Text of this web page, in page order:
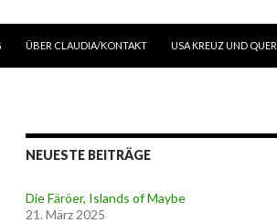
ÜBER CLAUDIA/KONTAKT USA KREUZ UND QUER
NEUESTE BEITRÄGE
Die Färöer, Islands of Maybe
21. März 2025